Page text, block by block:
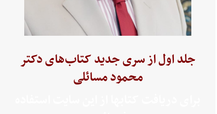
جلد اول از سری جدید کتاب‌های دکتر
محمود مسائلی